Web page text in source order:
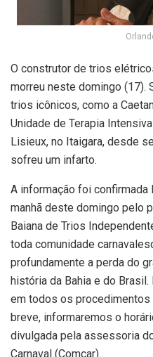
O construtor de trios
morreu neste domingo (17).
trios icônicos, como a
Unidade de Terapia
Lisieux, no Itaigara, desde
sofreu um infarto.
A informação foi
manhã deste domingo pelo
Baiana de Trios
toda comunidade
profundamente a perda do
história da Bahia e do
em todos os procedimentos
breve, informaremos o
divulgada pela assessoria
Carnaval (Comcar).